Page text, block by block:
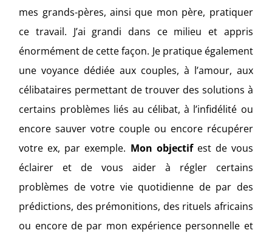
mes grands-pères, ainsi que mon père, pratiquer
ce travail. J’ai grandi dans ce milieu et appris
énormément de cette façon. Je pratique également
une voyance dédiée aux couples, à l’amour, aux
célibataires permettant de trouver des solutions à
certains problèmes liés au célibat, à l’infidélité ou
encore sauver votre couple ou encore récupérer
votre ex, par exemple. Mon objectifest de vous
éclairer et de vous aider à régler certains
problèmes de votre vie quotidienne de par des
prédictions, des prémonitions, des rituels africains
ou encore de par mon expérience personnelle et